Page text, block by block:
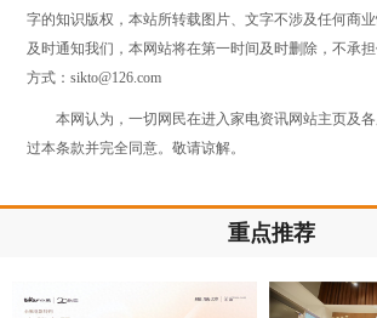
字的知识版权，本站所转载图片、文字不涉及任何商
及时通知我们，本网站将在第一时间及时删除，不承
方式：sikto@126.com
本网认为，一切网民在进入家电资讯网站主页及
过本条款并完全同意。敬请谅解。
重点推荐